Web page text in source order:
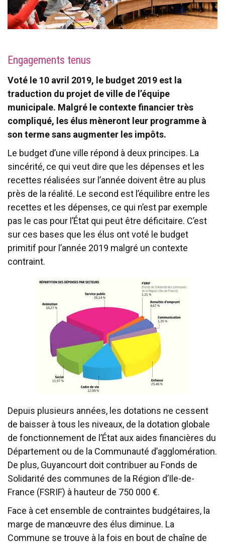
Engagements tenus
Voté le 10 avril 2019, le budget 2019 est la
traduction du projet de ville de l’équipe
municipale. Malgré le contexte financier très
compliqué, les élus mèneront leur programme à
son terme sans augmenter les impôts.
Le budget d’une ville répond à deux principes. La
sincérité, ce qui veut dire que les dépenses et les
recettes réalisées sur l’année doivent être au plus
près de la réalité. Le second est l’équilibre entre les
recettes et les dépenses, ce qui n’est par exemple
pas le cas pour l’État qui peut être déficitaire. C’est
sur ces bases que les élus ont voté le budget
primitif pour l’année 2019 malgré un contexte
contraint.
Depuis plusieurs années, les dotations ne cessent
de baisser à tous les niveaux, de la dotation globale
de fonctionnement de l’État aux aides financières du
Département ou de la Communauté d’agglomération.
De plus, Guyancourt doit contribuer au Fonds de
Solidarité des communes de la Région d’Ile-de-
France (FSRIF) à hauteur de 750 000 €.
Face à cet ensemble de contraintes budgétaires, la
marge de manœuvre des élus diminue. La
Commune se trouve à la fois en bout de chaîne de